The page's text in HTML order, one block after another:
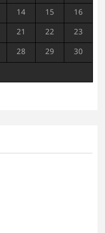
14 15 16
21 22 23
28 29 30